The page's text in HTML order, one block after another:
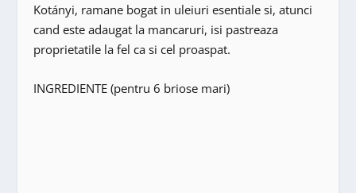
Kotányi, ramane bogat in uleiuri esentiale si, atunci
cand este adaugat la mancaruri, isi pastreaza
proprietatile la fel ca si cel proaspat.
INGREDIENTE (pentru 6 briose mari)